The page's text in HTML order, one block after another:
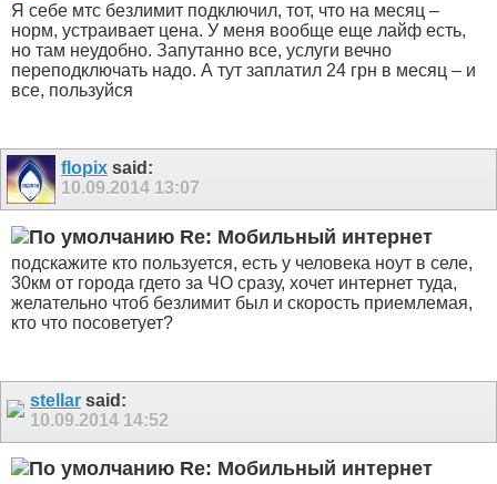
Я себе мтс безлимит подключил, тот, что на месяц –
норм, устраивает цена. У меня вообще еще лайф есть,
но там неудобно. Запутанно все, услуги вечно
переподключать надо. А тут заплатил 24 грн в месяц – и
все, пользуйся
flopix said:
10.09.2014 13:07
Re: Мобильный интернет
подскажите кто пользуется, есть у человека ноут в селе,
30км от города гдето за ЧО сразу, хочет интернет туда,
желательно чтоб безлимит был и скорость приемлемая,
кто что посоветует?
stellar said:
10.09.2014 14:52
Re: Мобильный интернет